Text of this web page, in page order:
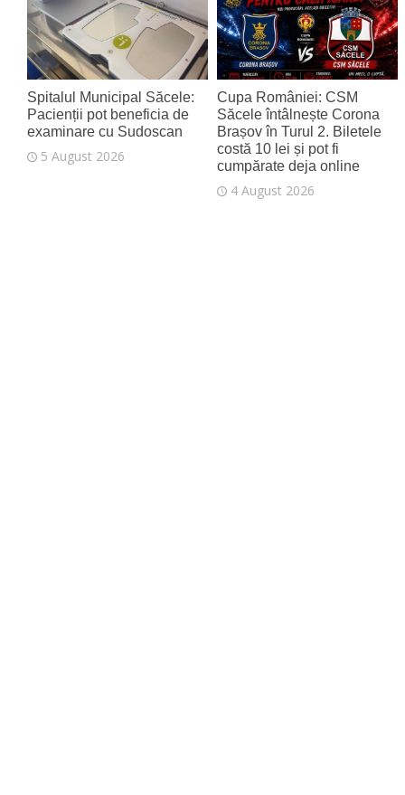
Spitalul Municipal Săcele:
Pacienții pot beneficia de
examinare cu Sudoscan
5 August 2026
Cupa României: CSM
Săcele întâlnește Corona
Brașov în Turul 2. Biletele
costă 10 lei și pot fi
cumpărate deja online
4 August 2026